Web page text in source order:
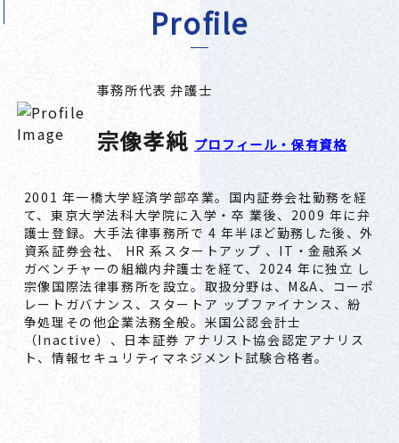
Profile
事務所代表 弁護士
宗像孝純 プロフィール・保有資格
2001 年一橋大学経済学部卒業。国内証券会社勤務を経
て、東京大学法科大学院に入学・卒 業後、2009 年に弁
護士登録。大手法律事務所で 4 年半ほど勤務した後、外
資系証券会社、 HR 系スタートアップ 、IT・金融系メ
ガベンチャーの組織内弁護士を経て、2024 年に独立 し
宗像国際法律事務所を設立。取扱分野は、M&A、コーポ
レートガバナンス、スタートア ップファイナンス、紛
争処理その他企業法務全般。米国公認会計士
（Inactive）、日本証券 アナリスト協会認定アナリス
ト、情報セキュリティマネジメント試験合格者。